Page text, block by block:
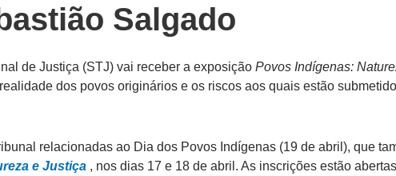
Salgado
de Justiça (STJ) vai receber a exposição Povos Indígenas:
dos povos originários e os riscos aos quais estão
relacionadas ao Dia dos Povos Indígenas (19 de abril), que
e Justiça , nos dias 17 e 18 de abril. As inscrições estão